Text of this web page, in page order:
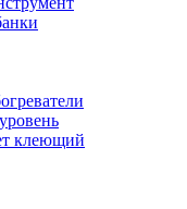
клеющий